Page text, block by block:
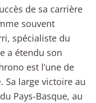
de sa carrière
souvent
spécialiste du
a étendu son
est l’une de
Sa large victoire au
Pays-Basque, au